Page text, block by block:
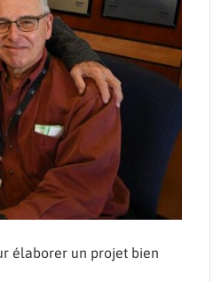
élaborer un projet bien